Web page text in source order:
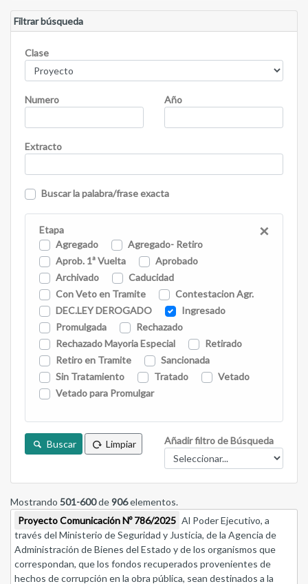
Filtrar búsqueda
Clase
Numero Año
Extracto
Buscar la palabra/frase exacta
×
Etapa
Agregado
Agregado- Retiro
Aprob. 1ª Vuelta
Aprobado
Archivado
Caducidad
Con Veto en Tramite
Contestacion Agr.
DEC.LEY DEROGADO
Ingresado
Promulgada
Rechazado
Rechazado Mayoria Especial
Retirado
Retiro en Tramite
Sancionada
Sin Tratamiento
Tratado
Vetado
Vetado para Promulgar
Buscar Limpiar Añadir filtro de Búsqueda
Mostrando 501-600de906elementos.
Proyecto Comunicación Nº 786/2025 Al Poder Ejecutivo, a
través del Ministerio de Seguridad y Justicia, de la Agencia de
Administración de Bienes del Estado y de los organismos que
correspondan, que los fondos recuperados provenientes de
hechos de corrupción en la obra pública, sean destinados a la